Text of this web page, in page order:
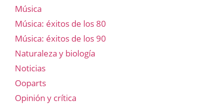
Música
Música: éxitos de los 80
Música: éxitos de los 90
Naturaleza y biología
Noticias
Ooparts
Opinión y crítica